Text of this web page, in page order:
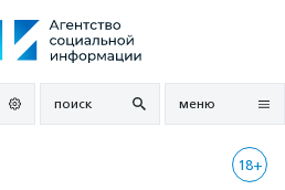
поиск меню
18+